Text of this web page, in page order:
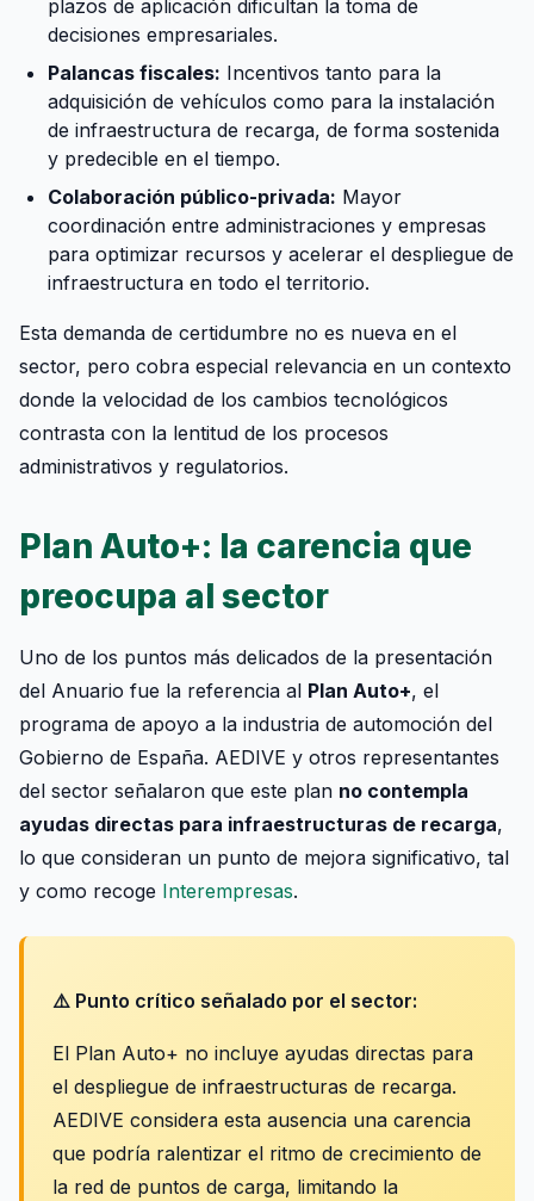
plazos de aplicación dificultan la toma de
decisiones empresariales.
Palancas fiscales: Incentivos tanto para la
adquisición de vehículos como para la instalación
de infraestructura de recarga, de forma sostenida
y predecible en el tiempo.
Colaboración público-privada: Mayor
coordinación entre administraciones y empresas
para optimizar recursos y acelerar el despliegue de
infraestructura en todo el territorio.
Esta demanda de certidumbre no es nueva en el
sector, pero cobra especial relevancia en un contexto
donde la velocidad de los cambios tecnológicos
contrasta con la lentitud de los procesos
administrativos y regulatorios.
Plan Auto+: la carencia que
preocupa al sector
Uno de los puntos más delicados de la presentación
del Anuario fue la referencia al Plan Auto+, el
programa de apoyo a la industria de automoción del
Gobierno de España. AEDIVE y otros representantes
del sector señalaron que este plan no contempla
ayudas directas para infraestructuras de recarga,
lo que consideran un punto de mejora significativo, tal
y como recoge Interempresas.
⚠️ Punto crítico señalado por el sector:
El Plan Auto+ no incluye ayudas directas para
el despliegue de infraestructuras de recarga.
AEDIVE considera esta ausencia una carencia
que podría ralentizar el ritmo de crecimiento de
la red de puntos de carga, limitando la